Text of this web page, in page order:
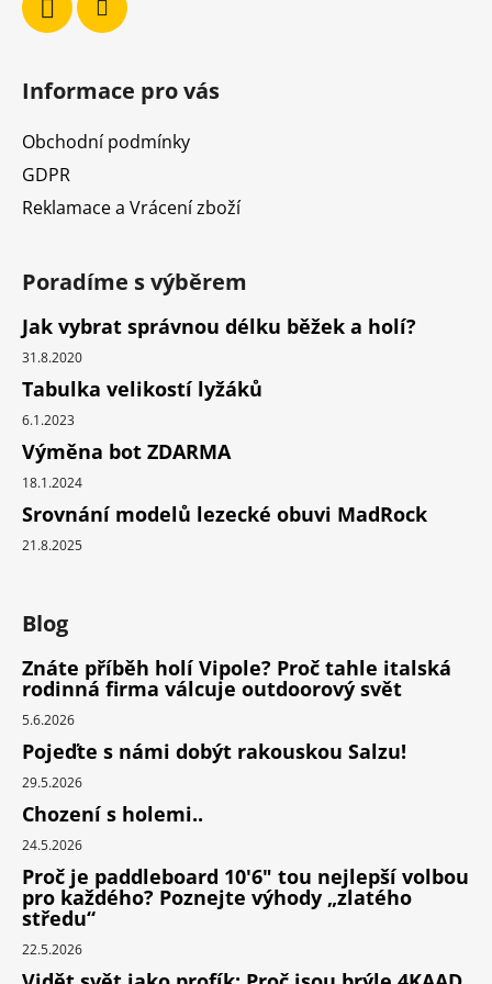
Informace pro vás
Obchodní podmínky
GDPR
Reklamace a Vrácení zboží
Poradíme s výběrem
Jak vybrat správnou délku běžek a holí?
31.8.2020
Tabulka velikostí lyžáků
6.1.2023
Výměna bot ZDARMA
18.1.2024
Srovnání modelů lezecké obuvi MadRock
21.8.2025
Blog
Znáte příběh holí Vipole? Proč tahle italská
rodinná firma válcuje outdoorový svět
5.6.2026
Pojeďte s námi dobýt rakouskou Salzu!
29.5.2026
Chození s holemi..
24.5.2026
Proč je paddleboard 10'6" tou nejlepší volbou
pro každého? Poznejte výhody „zlatého
středu“
22.5.2026